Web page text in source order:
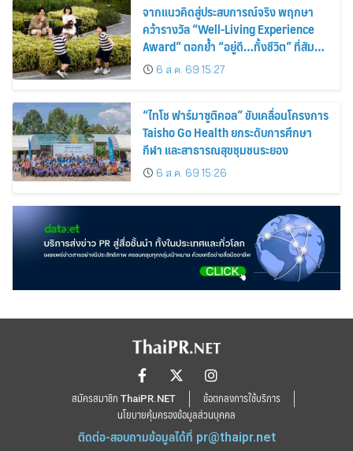
จากแนวคิดสู่ประสบการณ์จริง พฤกษา
คว้ารางวัล “Well-Living Experience
Award” ตอกย้ำ “อยู่ดี…ทั้งชีวิต” ที่สัมผัส
ได้ในทุกวัน
6 ส.ค. 69 15:27
“ไทโช ฟาร์มาซูติคอล” ขับเคลื่อนโครงการ
Taisho Go Health ยกระดับการศึกษา
กีฬา และสาธารณสุขชุมชนระยอง
6 ส.ค. 69 15:26
สมัครสมาชิก ThaiPR.NET
ข้อตกลงการใช้บริการ
นโยบายคุ้มครองข้อมูลส่วนบุคคล
ติดต่อ-สอบถามข้อมูลได้ที่ pr@thaipr.net